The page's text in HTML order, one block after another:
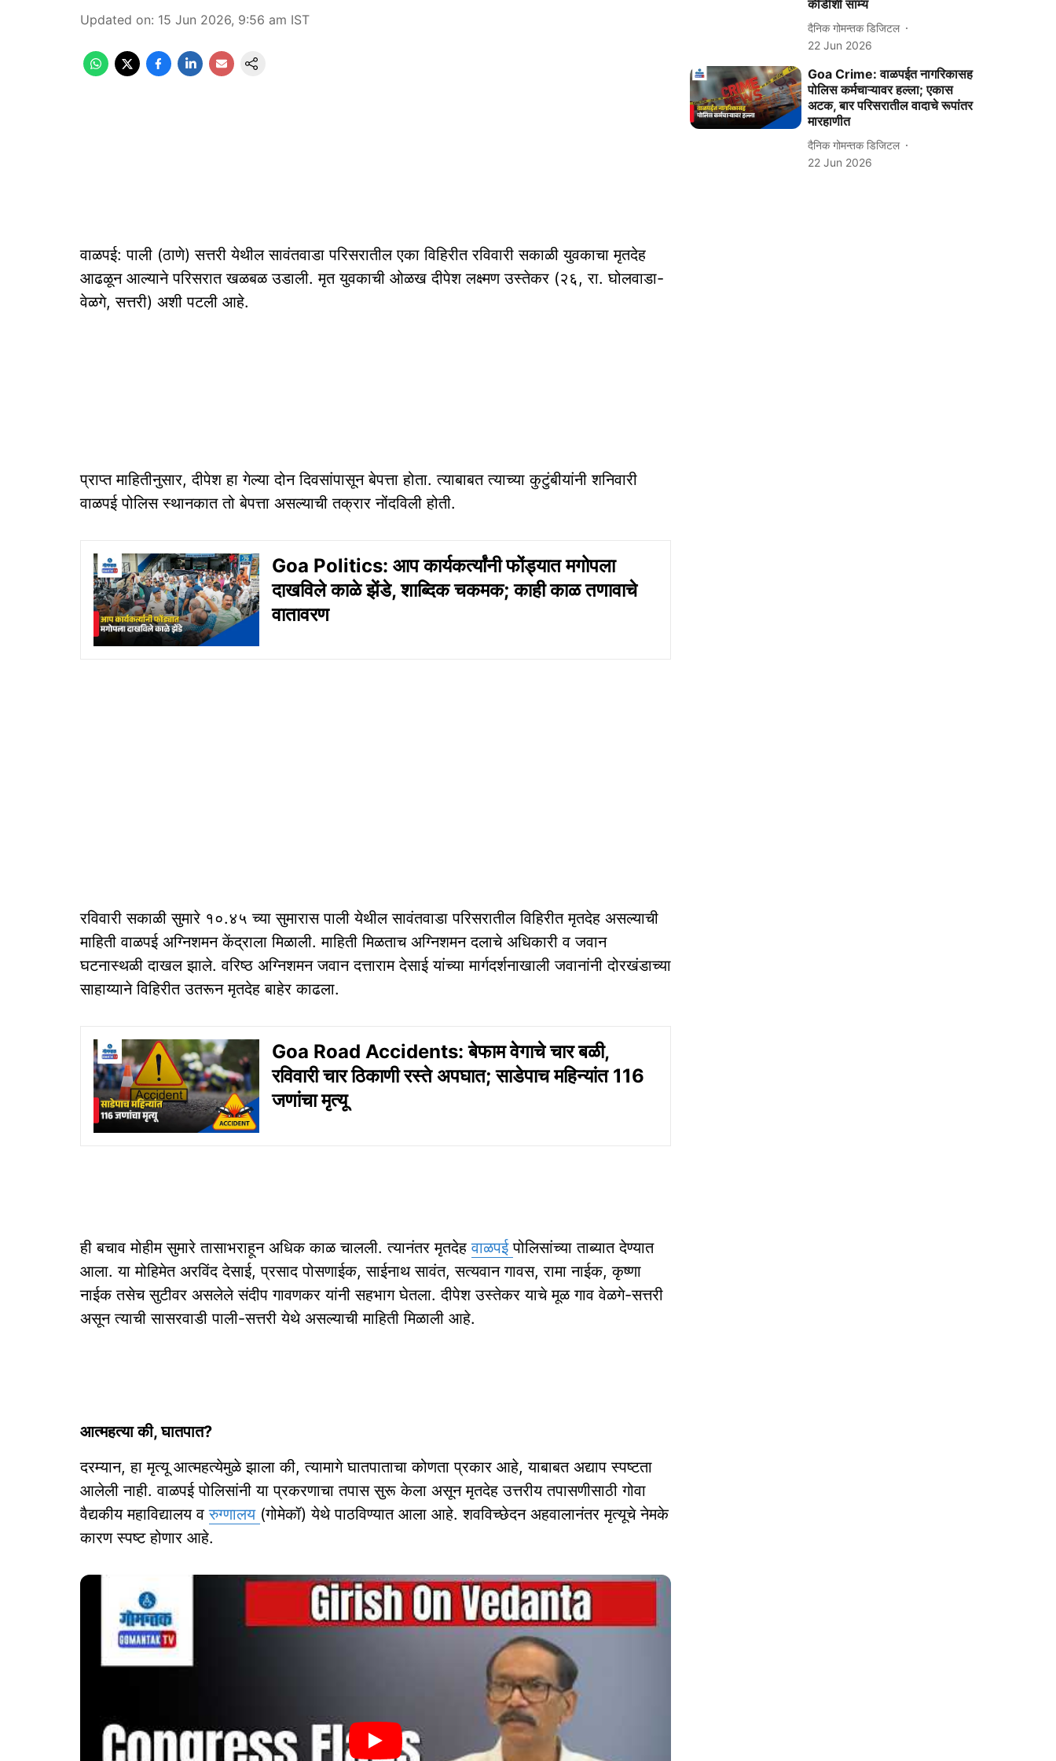
Updated on: 15 Jun 2026, 9:56 am IST
वाळपई: पाली (ठाणे) सत्तरी येथील सावंतवाडा परिसरातील एका विहिरीत रविवारी सकाळी युवकाचा मृतदेह
आढळून आल्याने परिसरात खळबळ उडाली. मृत युवकाची ओळख दीपेश लक्ष्मण उस्तेकर (२६, रा. घोलवाडा-
वेळगे, सत्तरी) अशी पटली आहे.
प्राप्त माहितीनुसार, दीपेश हा गेल्या दोन दिवसांपासून बेपत्ता होता. त्याबाबत त्याच्या कुटुंबीयांनी शनिवारी
वाळपई पोलिस स्थानकात तो बेपत्ता असल्याची तक्रार नोंदविली होती.
Goa Politics: आप कार्यकर्त्यांनी फोंड्यात मगोपला
दाखविले काळे झेंडे, शाब्दिक चकमक; काही काळ तणावाचे
वातावरण
रविवारी सकाळी सुमारे १०.४५ च्या सुमारास पाली येथील सावंतवाडा परिसरातील विहिरीत मृतदेह असल्याची
माहिती वाळपई अग्निशमन केंद्राला मिळाली. माहिती मिळताच अग्निशमन दलाचे अधिकारी व जवान
घटनास्थळी दाखल झाले. वरिष्ठ अग्निशमन जवान दत्ताराम देसाई यांच्या मार्गदर्शनाखाली जवानांनी दोरखंडाच्या
साहाय्याने विहिरीत उतरून मृतदेह बाहेर काढला.
Goa Road Accidents: बेफाम वेगाचे चार बळी,
रविवारी चार ठिकाणी रस्‍ते अपघात; साडेपाच महिन्‍यांत 116
जणांचा मृत्‍यू
ही बचाव मोहीम सुमारे तासाभराहून अधिक काळ चालली. त्यानंतर मृतदेहवाळपईपोलिसांच्या ताब्यात देण्यात
आला. या मोहिमेत अरविंद देसाई, प्रसाद पोसणाईक, साईनाथ सावंत, सत्यवान गावस, रामा नाईक, कृष्णा
नाईक तसेच सुटीवर असलेले संदीप गावणकर यांनी सहभाग घेतला. दीपेश उस्तेकर याचे मूळ गाव वेळगे-सत्तरी
असून त्याची सासरवाडी पाली-सत्तरी येथे असल्याची माहिती मिळाली आहे.
आत्महत्या की, घातपात?
दरम्यान, हा मृत्यू आत्महत्येमुळे झाला की, त्यामागे घातपाताचा कोणता प्रकार आहे, याबाबत अद्याप स्पष्टता
आलेली नाही. वाळपई पोलिसांनी या प्रकरणाचा तपास सुरू केला असून मृतदेह उत्तरीय तपासणीसाठी गोवा
वैद्यकीय महाविद्यालय वरुग्णालय (गोमेकॉ) येथे पाठविण्यात आला आहे. शवविच्छेदन अहवालानंतर मृत्यूचे नेमके
कारण स्पष्ट होणार आहे.
कीडीशी साम्य
दैनिक गोमन्तक डिजिटल
22 Jun 2026
Goa Crime: वाळपईत नागरिकासह
पोलिस कर्मचाऱ्यावर हल्ला; एकास
अटक, बार परिसरातील वादाचे रूपांतर
मारहाणीत
दैनिक गोमन्तक डिजिटल
22 Jun 2026